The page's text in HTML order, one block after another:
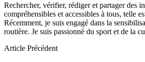
Rechercher, vérifier, rédiger et partager des
compréhensibles et accessibles à tous, telle
Récemment, je suis engagé dans la
routière. Je suis passionné du sport et de la
Article Précédent